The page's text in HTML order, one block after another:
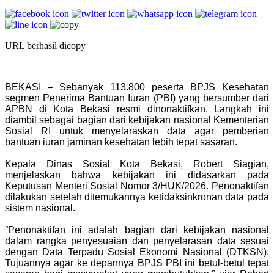
URL berhasil dicopy
BEKASI – Sebanyak 113.800 peserta BPJS Kesehatan
segmen Penerima Bantuan Iuran (PBI) yang bersumber dari
APBN di Kota Bekasi resmi dinonaktifkan. Langkah ini
diambil sebagai bagian dari kebijakan nasional Kementerian
Sosial RI untuk menyelaraskan data agar pemberian
bantuan iuran jaminan kesehatan lebih tepat sasaran.
Kepala Dinas Sosial Kota Bekasi, Robert Siagian,
menjelaskan bahwa kebijakan ini didasarkan pada
Keputusan Menteri Sosial Nomor 3/HUK/2026. Penonaktifan
dilakukan setelah ditemukannya ketidaksinkronan data pada
sistem nasional.
‎”Penonaktifan ini adalah bagian dari kebijakan nasional
dalam rangka penyesuaian dan penyelarasan data sesuai
dengan Data Terpadu Sosial Ekonomi Nasional (DTKSN).
Tujuannya agar ke depannya BPJS PBI ini betul-betul tepat